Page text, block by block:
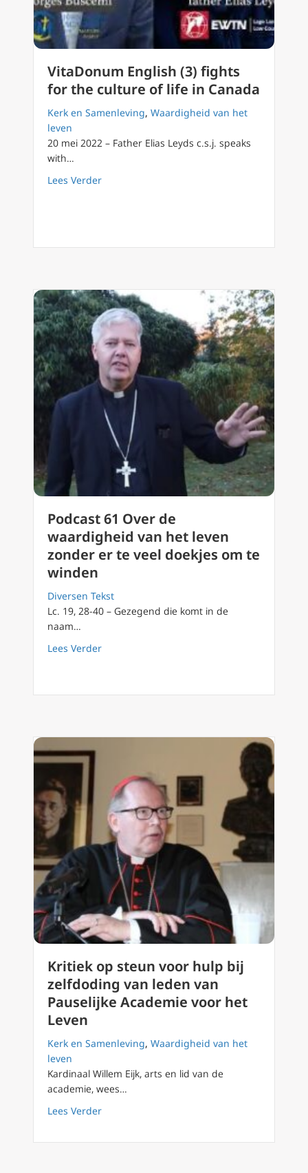
VitaDonum English (3) fights
for the culture of life in Canada
Kerk en Samenleving, Waardigheid van het
leven
20 mei 2022 – Father Elias Leyds c.s.j. speaks
with…
Lees Verderabout VitaDonum English (3) fights for the
Podcast 61 Over de
waardigheid van het leven
zonder er te veel doekjes om te
winden
Diversen Tekst
Lc. 19, 28-40 – Gezegend die komt in de
naam…
Lees Verderabout Podcast 61 Over de waardigheid van
Kritiek op steun voor hulp bij
zelfdoding van leden van
Pauselijke Academie voor het
Leven
Kerk en Samenleving, Waardigheid van het
leven
Kardinaal Willem Eijk, arts en lid van de
academie, wees…
Lees Verderabout Kritiek op steun voor hulp bij